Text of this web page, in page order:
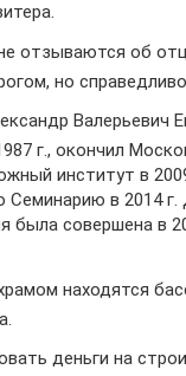
отзываются об
но
Валерьевич
г., окончил
институт в
Семинарию в 2014 г.
была совершена в
находятся
деньги на